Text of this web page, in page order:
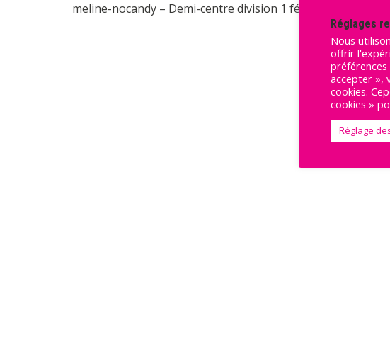
meline-nocandy – Demi-centre division 1 féminine de
Réglages
Nous
offrir
accepter »,
cookies.
cookies »
Réglage